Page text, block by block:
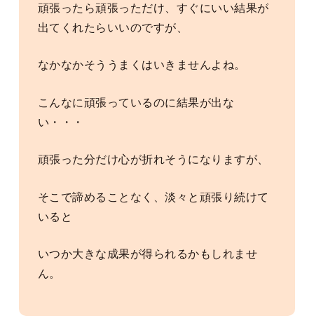
頑張ったら頑張っただけ、すぐにいい結果が
出てくれたらいいのですが、
なかなかそううまくはいきませんよね。
こんなに頑張っているのに結果が出な
い・・・
頑張った分だけ心が折れそうになりますが、
そこで諦めることなく、淡々と頑張り続けて
いると
いつか大きな成果が得られるかもしれませ
ん。